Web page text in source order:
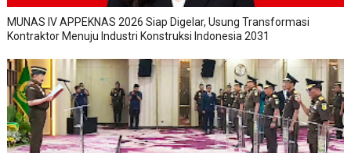
MUNAS IV APPEKNAS 2026 Siap Digelar, Usung Transformasi
Kontraktor Menuju Industri Konstruksi Indonesia 2031